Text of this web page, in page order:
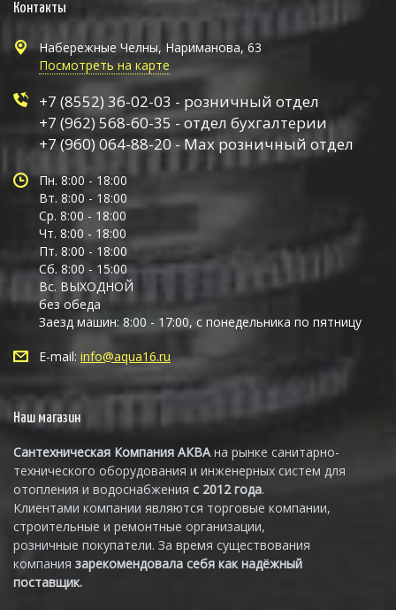
Контакты
Набережные Челны, Нариманова, 63
Посмотреть на карте
+7 (8552) 36-02-03 - розничный отдел
+7 (962) 568-60-35 - отдел бухгалтерии
+7 (960) 064-88-20 - Max розничный отдел
Пн. 8:00 - 18:00
Вт. 8:00 - 18:00
Ср. 8:00 - 18:00
Чт. 8:00 - 18:00
Пт. 8:00 - 18:00
Сб. 8:00 - 15:00
Вс. ВЫХОДНОЙ
без обеда
Заезд машин: 8:00 - 17:00, с понедельника по пятницу
E-mail: info@aqua16.ru
Наш магазин
Сантехническая Компания АКВАна рынке санитарно-
технического оборудования и инженерных систем для
отопления и водоснабжения с 2012 года.
Клиентами компании являются торговые компании,
строительные и ремонтные организации,
розничные покупатели. За время существования
компания зарекомендовала себя как надёжный
поставщик.